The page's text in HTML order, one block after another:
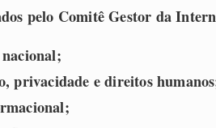
pelo Comitê Gestor da
privacidade e direitos